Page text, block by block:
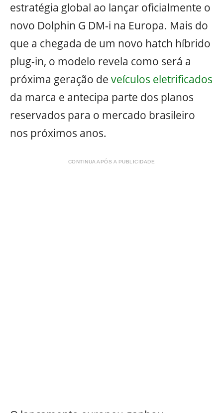
estratégia global ao lançar oficialmente o
novo Dolphin G DM-i na Europa. Mais do
que a chegada de um novo hatch híbrido
plug-in, o modelo revela como será a
próxima geração de veículos eletrificados
da marca e antecipa parte dos planos
reservados para o mercado brasileiro
nos próximos anos.
CONTINUA APÓS A PUBLICIDADE